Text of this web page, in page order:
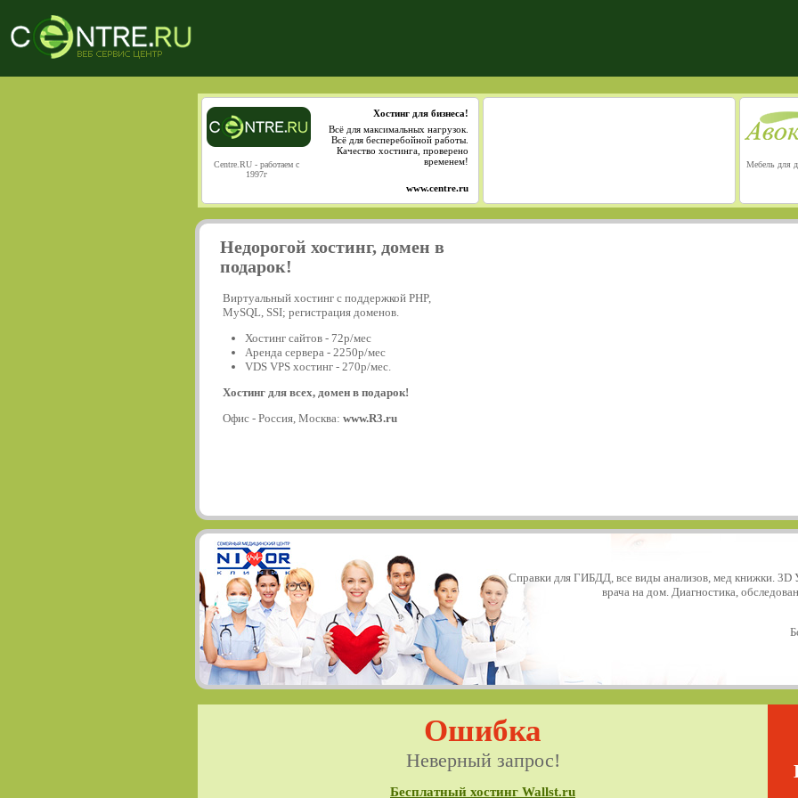
Centre.RU - работаем с
1997г
Хостинг для бизнеса!
Всё для максимальных нагрузок.
Всё для бесперебойной работы.
Качество хостинга, проверено
временем!
www.centre.ru
Мебель для
Недорогой хостинг, домен в
подарок!
Виртуальный хостинг с поддержкой PHP,
MySQL, SSI; регистрация доменов.
Хостинг сайтов - 72р/мес
Аренда сервера - 2250р/мес
VDS VPS хостинг - 270р/мес.
Хостинг для всех, домен в подарок!
Офис - Россия, Москва: www.R3.ru
Справки для ГИБДД, все виды анализов, мед книжки.
врача на дом. Диагностика,
Ошибка
Неверный запрос!
Бесплатный хостинг Wallst.ru